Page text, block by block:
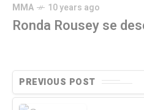
MMA 10 years ago
Ronda Rousey se
PREVIOUS POST